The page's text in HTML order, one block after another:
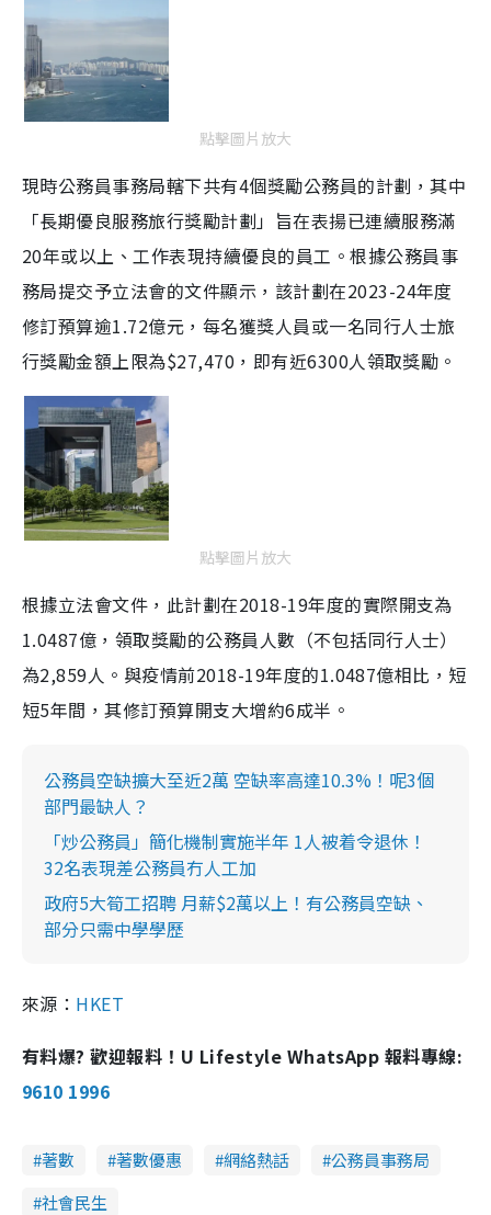
點擊圖片放大
現時公務員事務局轄下共有4個獎勵公務員的計劃，其中
「長期優良服務旅行獎勵計劃」旨在表揚已連續服務滿
20年或以上、工作表現持續優良的員工。根據公務員事
務局提交予立法會的文件顯示，該計劃在2023-24年度
修訂預算逾1.72億元，每名獲獎人員或一名同行人士旅
行獎勵金額上限為$27,470，即有近6300人領取獎勵。
點擊圖片放大
根據立法會文件，此計劃在2018-19年度的實際開支為
1.0487億，領取獎勵的公務員人數（不包括同行人士）
為2,859人。與疫情前2018-19年度的1.0487億相比，短
短5年間，其修訂預算開支大增約6成半。
公務員空缺擴大至近2萬 空缺率高達10.3%！呢3個
部門最缺人？
「炒公務員」簡化機制實施半年 1人被着令退休！
32名表現差公務員冇人工加
政府5大筍工招聘 月薪$2萬以上！有公務員空缺、
部分只需中學學歷
來源： HKET
有料爆? 歡迎報料！U Lifestyle WhatsApp 報料專線:
9610 1996
著數 著數優惠 網絡熱話
公務員事務局
社會民生